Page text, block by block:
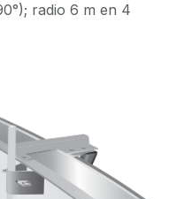
radio 6 m en 4